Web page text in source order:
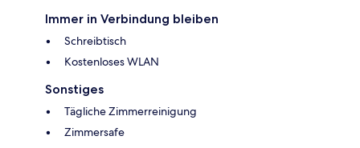
Immer in Verbindung bleiben
Schreibtisch
Kostenloses WLAN
Sonstiges
Tägliche Zimmerreinigung
Zimmersafe